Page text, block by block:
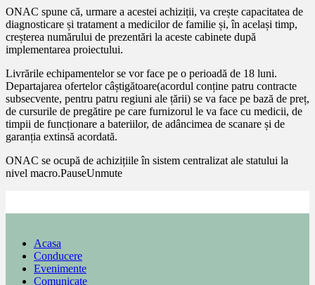
ONAC spune că, urmare a acestei achiziții, va crește capacitatea de
diagnosticare și tratament a medicilor de familie și, în același timp,
creșterea numărului de prezentări la aceste cabinete după
implementarea proiectului.
Livrările echipamentelor se vor face pe o perioadă de 18 luni.
Departajarea ofertelor câștigătoare(acordul conține patru contracte
subsecvente, pentru patru regiuni ale țării) se va face pe bază de preț,
de cursurile de pregătire pe care furnizorul le va face cu medicii, de
timpii de funcționare a bateriilor, de adâncimea de scanare și de
garanția extinsă acordată.
ONAC se ocupă de achizițiile în sistem centralizat ale statului la
nivel macro.PauseUnmute
Acasa
Conducere
Evenimente
Comunicate